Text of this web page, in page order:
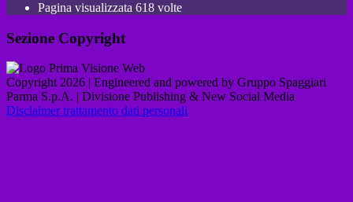
Pagina visualizzata 618 volte
Sezione Copyright
Copyright 2026 | Engineered and powered by Gruppo Spaggiari
Parma S.p.A. | Divisione Publishing & New Social Media
Disclaimer trattamento dati personali